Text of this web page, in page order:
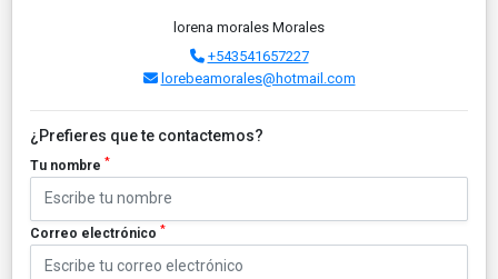
lorena morales Morales
+543541657227
lorebeamorales@hotmail.com
¿Prefieres que te contactemos?
Tu nombre *
Correo electrónico *